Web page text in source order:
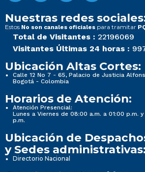
Nuestras redes
Estos No son canales oficiales para tramitar
Total de Visitantes : 22196069
Visitantes Últimas 24 horas :
Ubicación Altas Cortes:
Calle 12 No 7 - 65, Palacio de Justicia
Bogotá - Colombia
Horarios de Atención:
Atención Presencial:
Lunes a Viernes de 08:00 a.m. a 01:00 p.m.
p.m.
Ubicación de
y Sedes administrativas:
Directorio Nacional